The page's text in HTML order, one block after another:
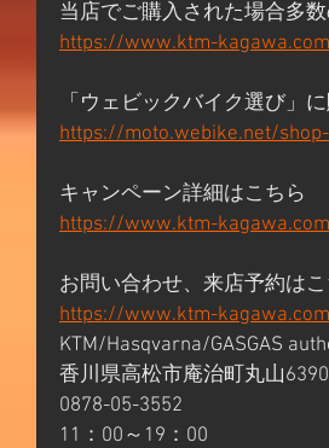
当店でご購入された場合多
https://www.ktm-
「ウェビックバイク選び」
https://moto.webike.net/
キャンペーン詳細はこちら
https://www.ktm-
お問い合わせ、来店予約は
https://www.ktm-
KTM/Hasqvarna/GASGAS
香川県高松市庵治町丸山
0878-05-3552
11：00～19：00